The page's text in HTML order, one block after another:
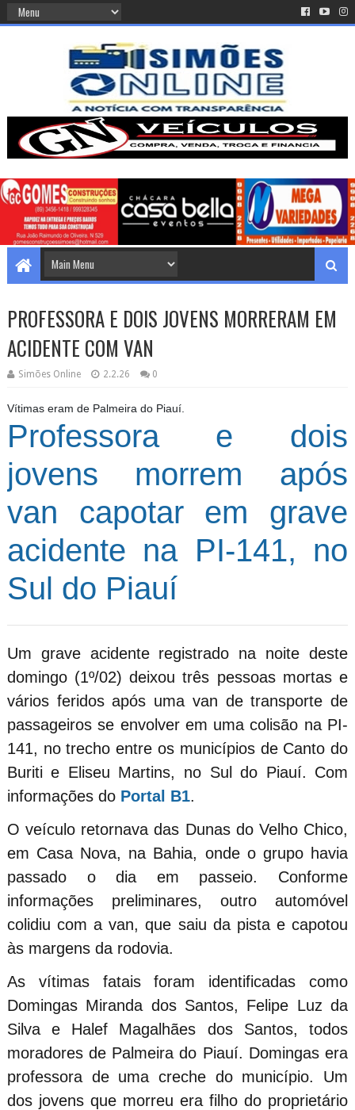
PROFESSORA E DOIS JOVENS MORRERAM EM
ACIDENTE COM VAN
Simões Online 2.2.26 0
Vítimas eram de Palmeira do Piauí.
Professora e dois
jovens morrem após
van capotar em grave
acidente na PI-141, no
Sul do Piauí
Um grave acidente registrado na noite deste
domingo (1º/02) deixou três pessoas mortas e
vários feridos após uma van de transporte de
passageiros se envolver em uma colisão na PI-
141, no trecho entre os municípios de Canto do
Buriti e Eliseu Martins, no Sul do Piauí. Com
informações do Portal B1.
O veículo retornava das Dunas do Velho Chico,
em Casa Nova, na Bahia, onde o grupo havia
passado o dia em passeio. Conforme
informações preliminares, outro automóvel
colidiu com a van, que saiu da pista e capotou
às margens da rodovia.
As vítimas fatais foram identificadas como
Domingas Miranda dos Santos, Felipe Luz da
Silva e Halef Magalhães dos Santos, todos
moradores de Palmeira do Piauí. Domingas era
professora de uma creche do município. Um
dos jovens que morreu era filho do proprietário